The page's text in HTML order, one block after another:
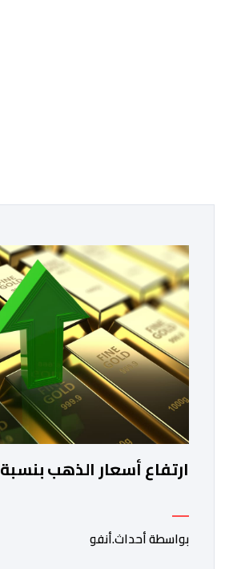
ارتفاع أسعار الذهب بنسبة 1 في المائة
بواسطة أحداث.أنفو